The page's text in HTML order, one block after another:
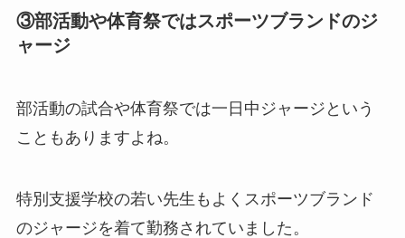
③部活動や体育祭ではスポーツブランドのジ
ャージ
部活動の試合や体育祭では一日中ジャージという
こともありますよね。
特別支援学校の若い先生もよくスポーツブランド
のジャージを着て勤務されていました。